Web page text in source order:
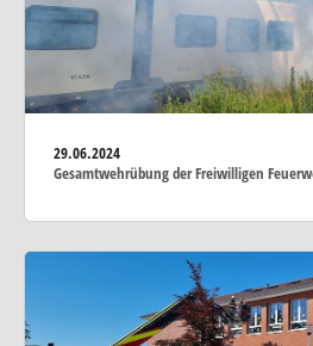
29.06.2024
Gesamtwehrübung der Freiwilligen